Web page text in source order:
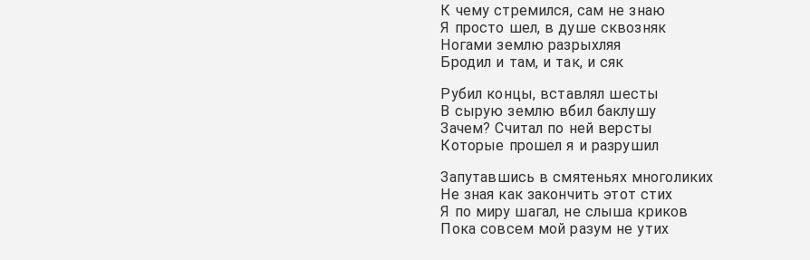
К чему стремился, сам не знаю
Я просто шел, в душе сквозняк
Ногами землю разрыхляя
Бродил и там, и так, и сяк
Рубил концы, вставлял шесты
В сырую землю вбил баклушу
Зачем? Считал по ней версты
Которые прошел я и разрушил
Запутавшись в смятеньях многоликих
Не зная как закончить этот стих
Я по миру шагал, не слыша криков
Пока совсем мой разум не утих